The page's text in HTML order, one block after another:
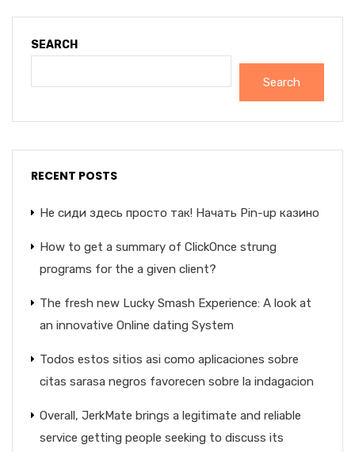
SEARCH
Search
RECENT POSTS
Не сиди здесь просто так! Начать Pin-up казино
How to get a summary of ClickOnce strung
programs for the a given client?
The fresh new Lucky Smash Experience: A look at
an innovative Online dating System
Todos estos sitios asi­ como aplicaciones sobre
citas sarasa negros favorecen sobre la indagacion
Overall, JerkMate brings a legitimate and reliable
service getting people seeking to discuss its